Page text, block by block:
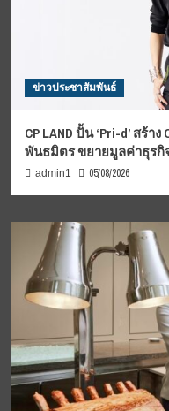
ข่าวประชาสัมพันธ์
CP LAND ปั้น ‘Pri-d’ สร้
พันธมิตร ขยายมูลค่าธุรกิ
admin1 05/08/2026